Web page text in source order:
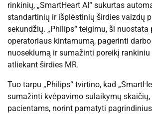
rinkinių, „SmartHeart AI“ sukurtas
standartinių ir išplėstinių širdies vaizdų
sekundžių. „Philips“ teigimu, ši
operatoriaus kintamumą, pagerinti
nuoseklumą ir sumažinti poreikį
atliekant širdies MR.
Tuo tarpu „Philips“ tvirtino, kad
sumažinti kvėpavimo sulaikymų skaičių,
pacientams, norint pamatyti